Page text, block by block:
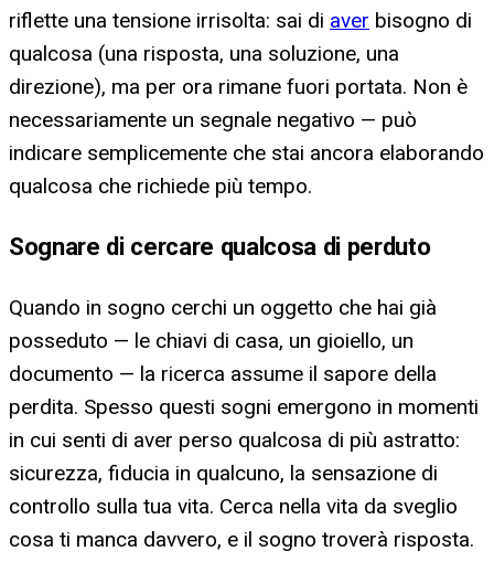
riflette una tensione irrisolta: sai di aver bisogno di
qualcosa (una risposta, una soluzione, una
direzione), ma per ora rimane fuori portata. Non è
necessariamente un segnale negativo — può
indicare semplicemente che stai ancora elaborando
qualcosa che richiede più tempo.
Sognare di cercare qualcosa di perduto
Quando in sogno cerchi un oggetto che hai già
posseduto — le chiavi di casa, un gioiello, un
documento — la ricerca assume il sapore della
perdita. Spesso questi sogni emergono in momenti
in cui senti di aver perso qualcosa di più astratto:
sicurezza, fiducia in qualcuno, la sensazione di
controllo sulla tua vita. Cerca nella vita da sveglio
cosa ti manca davvero, e il sogno troverà risposta.